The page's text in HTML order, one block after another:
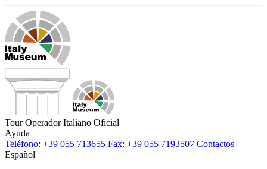
Tour Operador Italiano Oficial
Ayuda
Teléfono: +39 055 713655 Fax: +39 055 7193507 Contactos
Español